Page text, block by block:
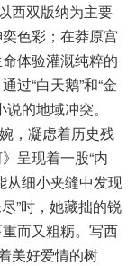
西双版纳为主要
色彩；在莽原宫
体验灌溉纯粹的
过“白天鹅”和“金
的地域冲突。
，凝虑着历史残
呈现着一股“内
从细小夹缝中发现
”时，她藏拙的锐
而又粗粝。写西
美好爱情的树